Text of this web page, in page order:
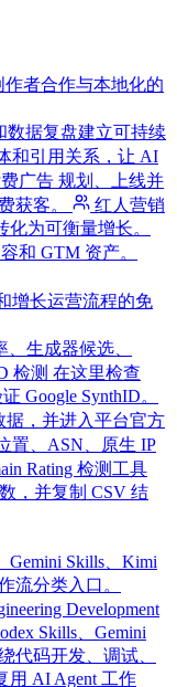
者合作与本地化的
数据复盘建立可持续
和引用关系，让 AI
广告 规划、上线并
获客。
红人营销
为可衡量增长。
和 GTM 资产。
增长运营流程的免
生成器候选、
检测 在这里检查
Google SynthID。
据，并进入平台官方
置、ASN、原生 IP
Rating 检测工具
，并复制 CSV 结
Gemini Skills、Kimi
流分类入口。
Development
Skills、Gemini
代码开发、调试、
用 AI Agent 工作